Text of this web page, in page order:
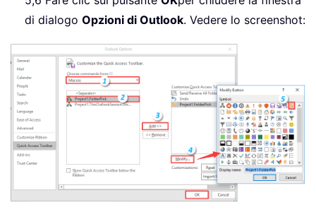
di dialogo Opzioni di Outlook. Vedere lo screenshot: